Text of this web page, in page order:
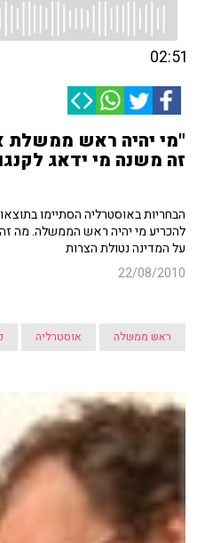
02:51
"מי יהיה ראש ממשלת
זה משנה מי ידאג
הבחריות באוסטרליה הסתיימו
להכריע מי יהיה ראש הממשלה. מה
על המדינה נטולת הצרות
22/08/2010
ראש ממשלה אוסטרליה